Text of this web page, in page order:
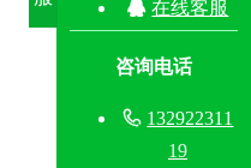
 在线客服
咨询电话
 132922311
19